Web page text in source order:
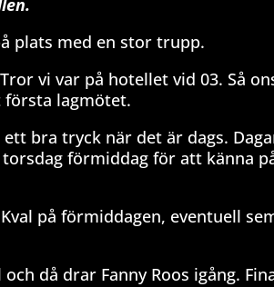
plats med en stor trupp.
vi var på hotellet vid 03. Så
första lagmötet.
bra tryck när det är dags.
förmiddag för att känna
på förmiddagen, eventuell
då drar Fanny Roos igång.